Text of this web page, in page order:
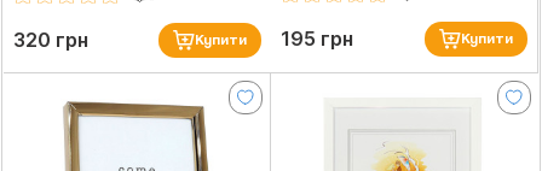
320 грн Купити 195 грн Купити